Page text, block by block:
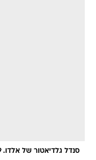
סנדל גלדיאטור של אלדו. 349 שקלים